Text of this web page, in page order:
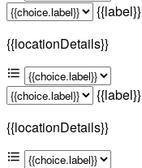
{{label}}
{{locationDetails}}
{{label}}
{{locationDetails}}